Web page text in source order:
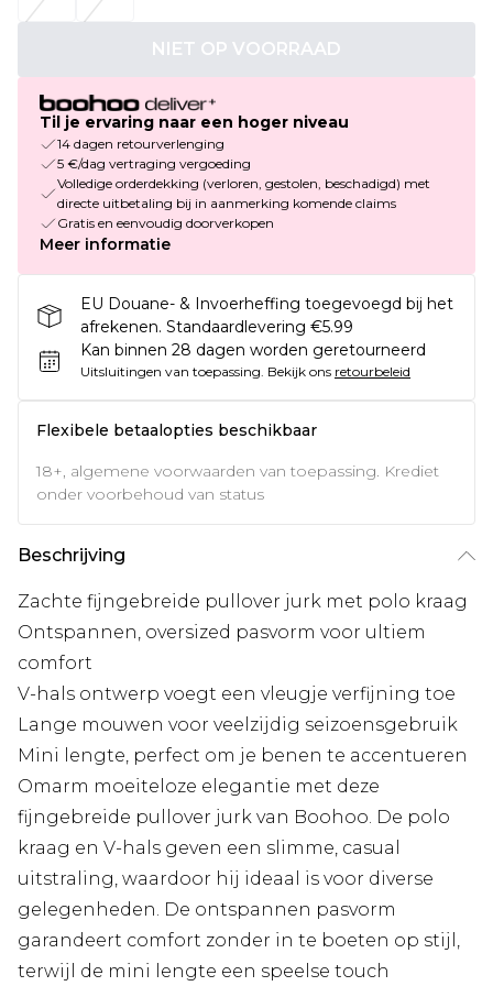
NIET OP VOORRAAD
Til je ervaring naar een hoger niveau
14 dagen retourverlenging
5 €/dag vertraging vergoeding
Volledige orderdekking (verloren, gestolen, beschadigd) met
directe uitbetaling bij in aanmerking komende claims
Gratis en eenvoudig doorverkopen
Meer informatie
EU Douane- & Invoerheffing toegevoegd bij het
afrekenen. Standaardlevering €5.99
Kan binnen 28 dagen worden geretourneerd
Uitsluitingen van toepassing. Bekijk ons retourbeleid
Flexibele betaalopties beschikbaar
18+, algemene voorwaarden van toepassing. Krediet
onder voorbehoud van status
Beschrijving
Zachte fijngebreide pullover jurk met polo kraag
Ontspannen, oversized pasvorm voor ultiem
comfort
V-hals ontwerp voegt een vleugje verfijning toe
Lange mouwen voor veelzijdig seizoensgebruik
Mini lengte, perfect om je benen te accentueren
Omarm moeiteloze elegantie met deze
fijngebreide pullover jurk van Boohoo. De polo
kraag en V-hals geven een slimme, casual
uitstraling, waardoor hij ideaal is voor diverse
gelegenheden. De ontspannen pasvorm
garandeert comfort zonder in te boeten op stijl,
terwijl de mini lengte een speelse touch